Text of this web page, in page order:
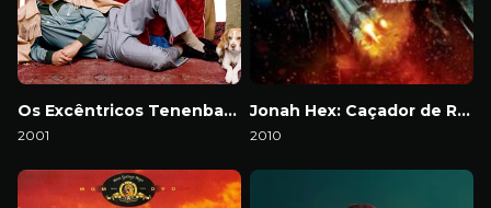
Os Excêntricos Tenenbaums
2001
Jonah Hex: Caçador de Recompensas
2010